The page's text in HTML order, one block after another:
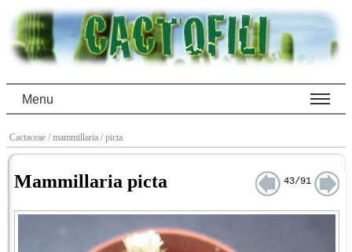
Menu
Cactaceae / mammillaria / picta
Mammillaria picta 43/91